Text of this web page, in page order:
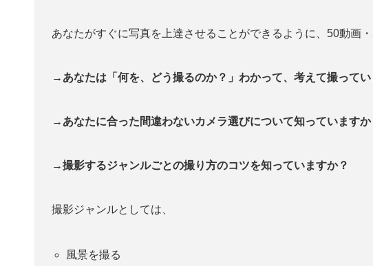
あなたがすぐに写真を上達させることができるように、50動画
→あなたは「何を、どう撮るのか？」わかって、考えて撮って
→あなたに合った間違わないカメラ選びについて知っていますか
→撮影するジャンルごとの撮り方のコツを知っていますか？
撮影ジャンルとしては、
風景を撮る